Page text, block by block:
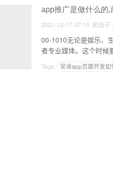
app推广是做什么的
2021-12-17 07:15 来自于
00-1010无论是娱乐、
Tags: 安卓app页面开发如